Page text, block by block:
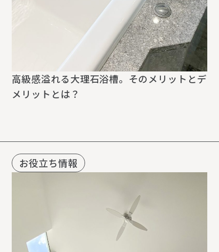
高級感溢れる大理石浴槽。そのメリットとデ
メリットとは？
お役立ち情報